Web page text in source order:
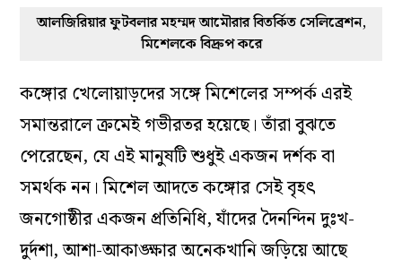
আলজিরিয়ার ফুটবলার মহম্মদ আমৌরার বিতর্কিত সেলিব্রেশন,
মিশেলকে বিদ্রুপ করে
কঙ্গোর খেলোয়াড়দের সঙ্গে মিশেলের সম্পর্ক এরই
সমান্তরালে ক্রমেই গভীরতর হয়েছে। তাঁরা বুঝতে
পেরেছেন, যে এই মানুষটি শুধুই একজন দর্শক বা
সমর্থক নন। মিশেল আদতে কঙ্গোর সেই বৃহৎ
জনগোষ্ঠীর একজন প্রতিনিধি, যাঁদের দৈনন্দিন দুঃখ-
দুর্দশা, আশা-আকাঙ্ক্ষার অনেকখানি জড়িয়ে আছে